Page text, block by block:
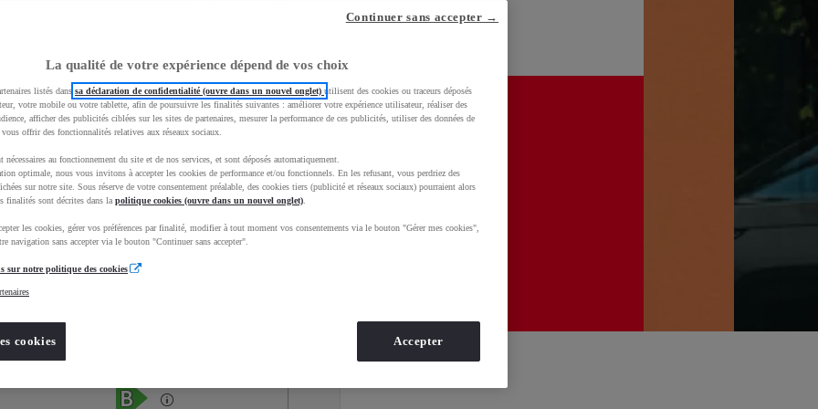
Services Concession
Occasions
La qualité de votre expérience dépend de vos choix
listés dans sa déclaration de confidentialité (ouvre dans un nouvel onglet) utilisent des cookies ou traceurs déposés
votre mobile ou votre tablette, afin de poursuivre les finalités suivantes : améliorer votre expérience utilisateur, réaliser des
afficher des publicités ciblées sur les sites de partenaires, mesurer la performance de ces publicités, utiliser des données de
offrir des fonctionnalités relatives aux réseaux sociaux.
nécessaires au fonctionnement du site et de nos services, et sont déposés automatiquement.
optimale, nous vous invitons à accepter les cookies de performance et/ou fonctionnels. En les refusant, vous perdriez des
sur notre site. Sous réserve de votre consentement préalable, des cookies tiers (publicité et réseaux sociaux) pourraient alors
finalités sont décrites dans la politique cookies (ouvre dans un nouvel onglet)
les cookies, gérer vos préférences par finalité, modifier à tout moment vos consentements via le bouton "Gérer mes cookies",
navigation sans accepter via le bouton "Continuer sans accepter".
sur notre politique des cookies
cookies
Continuer sans accepter →
Accepter